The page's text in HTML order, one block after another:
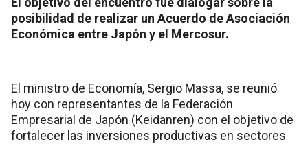
posibilidad de realizar un Acuerdo de Asociación
Económica entre Japón y el Mercosur.
El ministro de Economía, Sergio Massa, se reunió
hoy con representantes de la Federación
Empresarial de Japón (Keidanren) con el objetivo de
fortalecer las inversiones productivas en sectores